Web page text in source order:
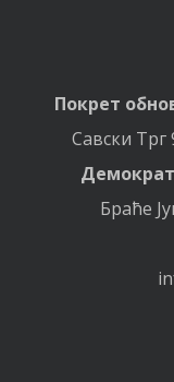
Покрет
Савски Трг
Браће